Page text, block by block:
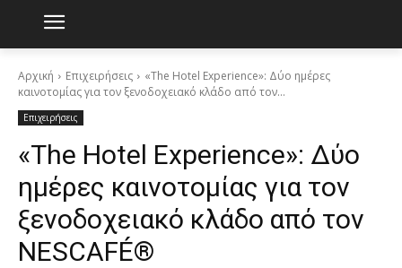
Αρχική Επιχειρήσεις
«The Hotel Experience»: Δύο ημέρες
καινοτομίας για τον ξενοδοχειακό κλάδο από τον...
Επιχειρήσεις
«The Hotel Experience»: Δύο
ημέρες καινοτομίας για τον
ξενοδοχειακό κλάδο από τον
NESCAFÉ®